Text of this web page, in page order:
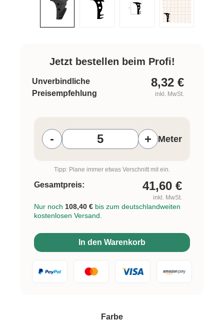
Farbeauswählen
Jetzt bestellen beim Profi!
Unverbindliche
Preisempfehlung
8,32 €
inkl. MwSt.
- + Meter
Tipp: Plane immer etwas Verschnitt mit ein.
Gesamtpreis: 41,60 €
inkl. MwSt.
Nur noch 108,40 € bis zum deutschlandweiten
kostenlosen Versand.
In den Warenkorb